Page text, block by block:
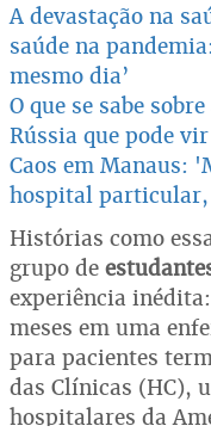
A devastação na
saúde na
mesmo dia’
O que se sabe
Rússia que pode
Caos em Manaus:
hospital particular,
Histórias como
grupo de
experiência
meses em uma
para pacientes
das Clínicas (HC),
hospitalares da